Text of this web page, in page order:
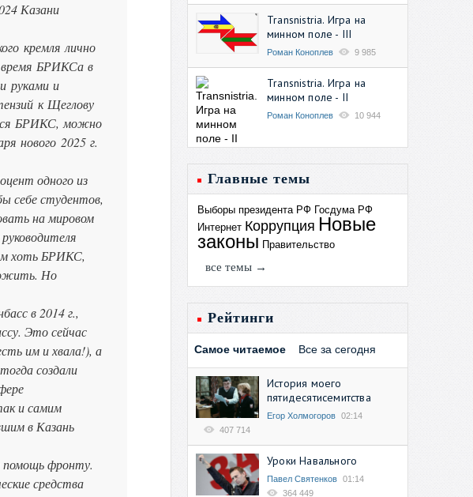
Казани
кремля лично
время БРИКСа в
руками и
к Щеглову
БРИКС, можно
нового 2025 г.
одного из
себе студентов,
на мировом
хоть БРИКС,
Но
в 2014 г.,
Это сейчас
им и хвала!), а
создали
и самим
в Казань
помощь фронту.
средства
Transnistria. Игра на
минном поле - III
Роман Коноплев 9 985
Transnistria. Игра на
минном поле - II
Роман Коноплев 10 944
Главные темы
Выборы президента РФ Госдума РФ
Интернет Коррупция Новые
законы Правительство
все темы →
Рейтинги
Самое читаемое Все за сегодня
История моего
пятидесятисемитства
Егор Холмогоров 02:14
407 714
Уроки Навального
Павел Святенков 01:14
364 449